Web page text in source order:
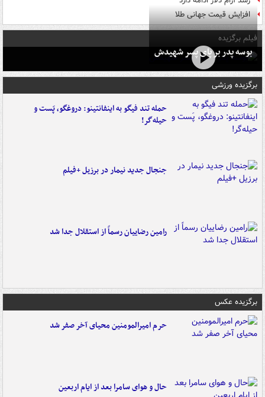
افزایش قیمت جهانی طلا
فیلم برگزیده
بوسه‌ پدر بر پای پسر شهیدش
برگزیده ورزشی
حمله تند فیگو به اینفانتینو: دروغگو، پَست‌ و
حیله‌گر!
جنجال جدید نیمار در برزیل +فیلم
رامین رضاییان رسماً از استقلال جدا شد
برگزیده عکس
حرم امیرالمومنین محیای آخر صفر شد
حال و هوای سامرا بعد از ایام اربعین